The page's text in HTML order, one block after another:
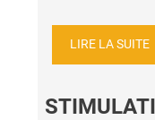
LIRE LA SUITE